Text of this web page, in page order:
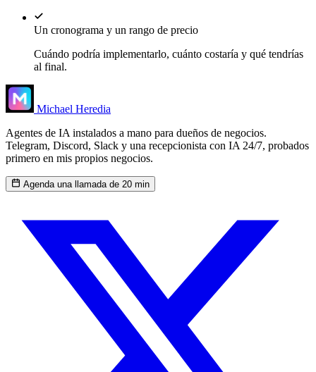
Un cronograma y un rango de precio
Cuándo podría implementarlo, cuánto costaría y qué tendrías
al final.
Michael Heredia
Agentes de IA instalados a mano para dueños de negocios.
Telegram, Discord, Slack y una recepcionista con IA 24/7, probados
primero en mis propios negocios.
Agenda una llamada de 20 min